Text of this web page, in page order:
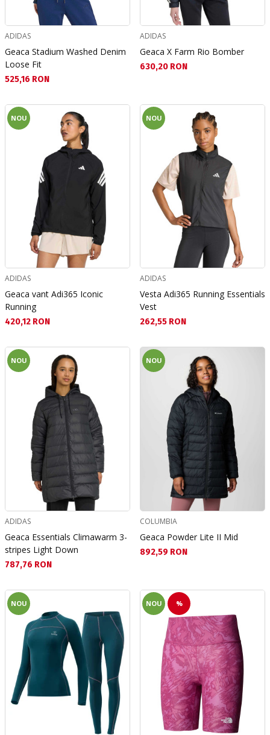
ADIDAS
Geaca Stadium Washed Denim
Loose Fit
Текуща цена:
525,16 RON
ADIDAS
Geaca X Farm Rio Bomber
Текуща цена:
630,20 RON
NOU
ADIDAS
Geaca vant Adi365 Iconic
Running
Текуща цена:
420,12 RON
NOU
ADIDAS
Vesta Adi365 Running Essentials
Vest
Текуща цена:
262,55 RON
NOU
ADIDAS
Geaca Essentials Climawarm 3-
stripes Light Down
Текуща цена:
787,76 RON
NOU
COLUMBIA
Geaca Powder Lite II Mid
Текуща цена:
892,59 RON
NOU NOU %